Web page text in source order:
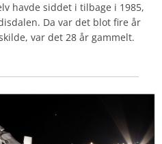
havde siddet i tilbage i 1985,
Da var det blot fire år
var det 28 år gammelt.